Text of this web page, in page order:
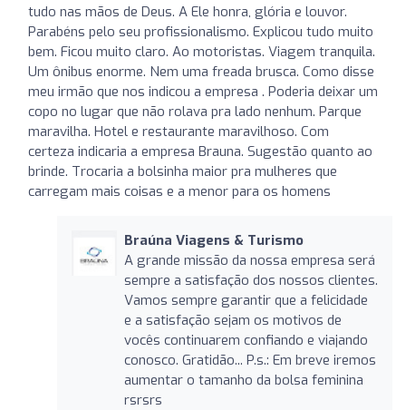
tudo nas mãos de Deus. A Ele honra, glória e louvor.
Parabéns pelo seu profissionalismo. Explicou tudo muito
bem. Ficou muito claro. Ao motoristas. Viagem tranquila.
Um ônibus enorme. Nem uma freada brusca. Como disse
meu irmão que nos indicou a empresa . Poderia deixar um
copo no lugar que não rolava pra lado nenhum. Parque
maravilha. Hotel e restaurante maravilhoso. Com
certeza indicaria a empresa Brauna. Sugestão quanto ao
brinde. Trocaria a bolsinha maior pra mulheres que
carregam mais coisas e a menor para os homens
Braúna Viagens & Turismo
A grande missão da nossa empresa será
sempre a satisfação dos nossos clientes.
Vamos sempre garantir que a felicidade
e a satisfação sejam os motivos de
vocês continuarem confiando e viajando
conosco. Gratidão... P.s.: Em breve iremos
aumentar o tamanho da bolsa feminina
rsrsrs